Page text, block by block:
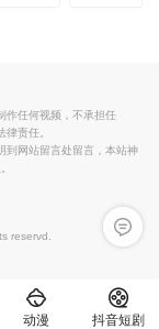
留言反
作任何视频，不承担任
责任。
到网站留言处留言，本站神
reservd.
动漫 抖音短剧